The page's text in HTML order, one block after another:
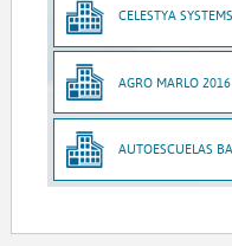
CELESTYA
AGRO MARLO 2016
AUTOESCUELAS